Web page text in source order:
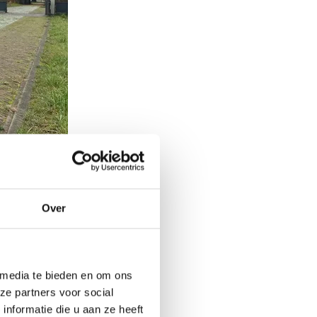
Over
te bieden en om ons
partners voor social
die u aan ze heeft
Y. Deze
de standaard
een
je niet vaak te